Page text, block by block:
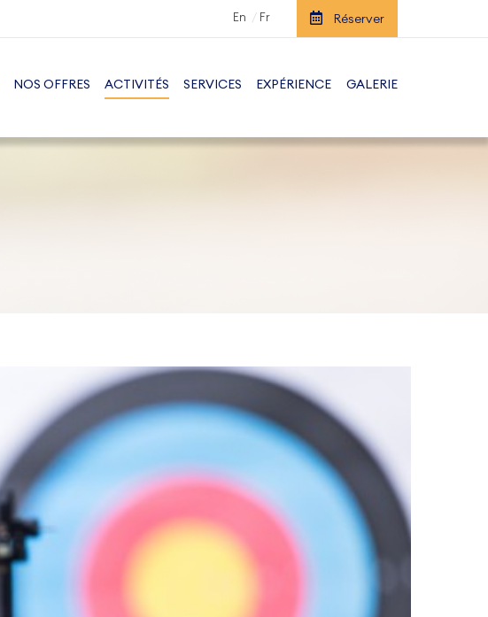
En Fr Réserver
NOS OFFRES ACTIVITÉS SERVICES EXPÉRIENCE GALERIE